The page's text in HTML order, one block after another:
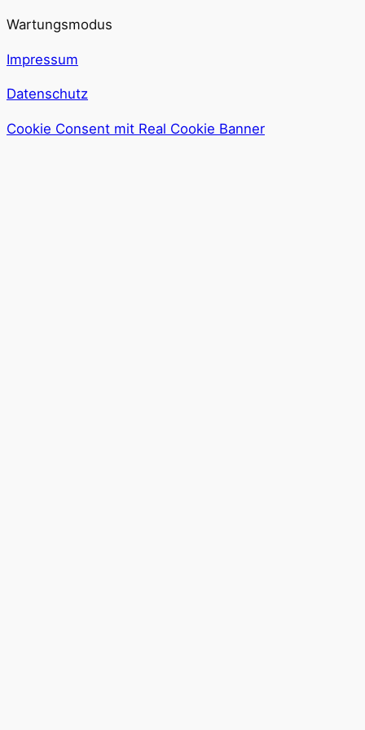
Wartungsmodus
Impressum
Datenschutz
Cookie Consent mit Real Cookie Banner